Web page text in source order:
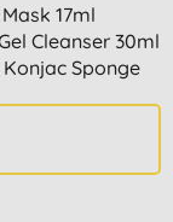
17ml
Cleanser 30ml
Sponge